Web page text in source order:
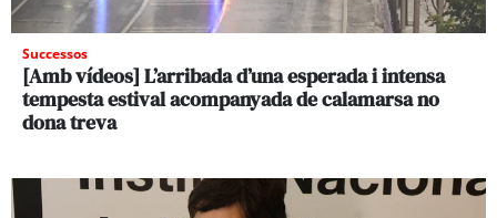
Successos
[Amb vídeos] L’arribada d’una esperada i intensa
tempesta estival acompanyada de calamarsa no
dona treva